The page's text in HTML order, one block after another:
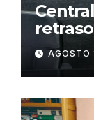
de
Juliaca
AGOSTO